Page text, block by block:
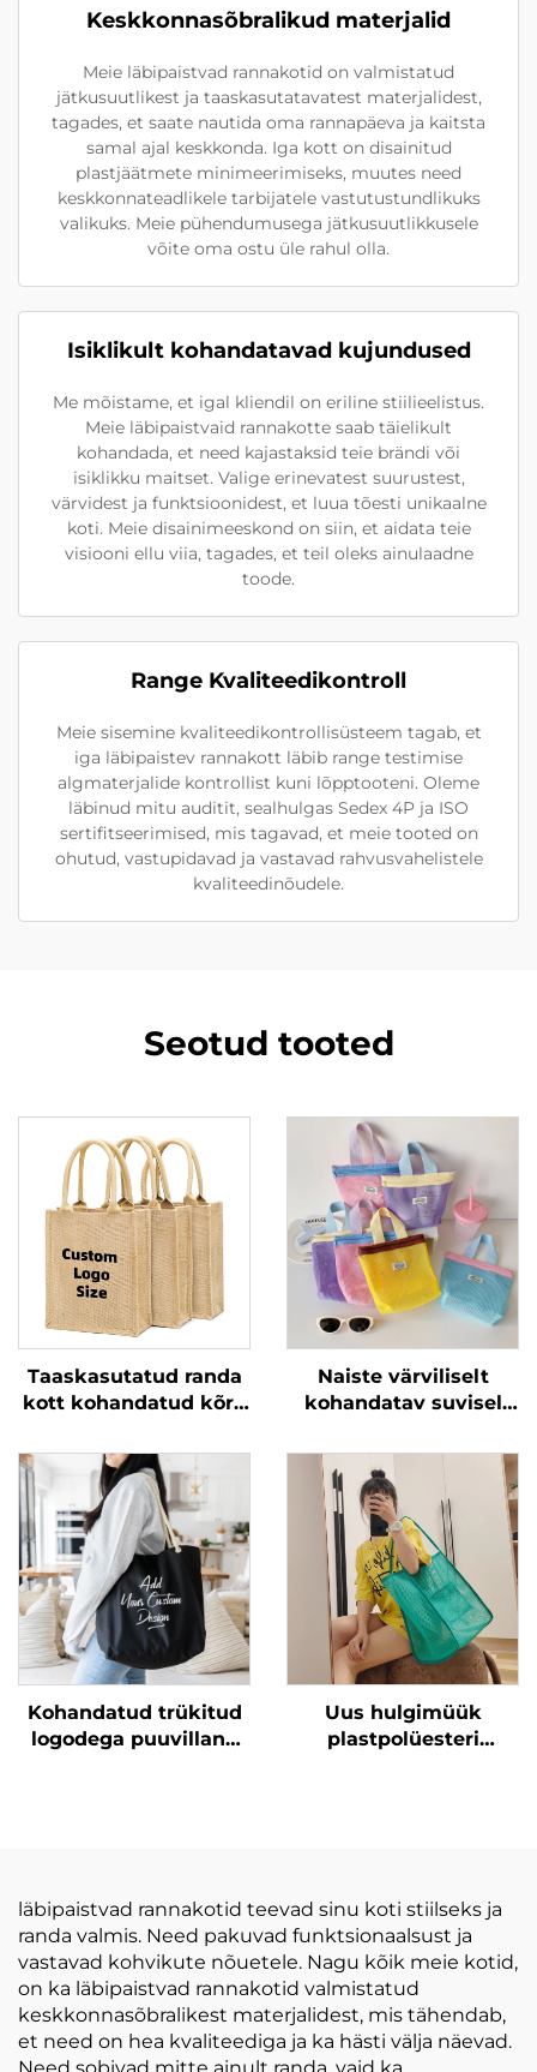
Keskkonnasõbralikud materjalid
Meie läbipaistvad rannakotid on valmistatud
jätkusuutlikest ja taaskasutatavatest materjalidest,
tagades, et saate nautida oma rannapäeva ja kaitsta
samal ajal keskkonda. Iga kott on disainitud
plastjäätmete minimeerimiseks, muutes need
keskkonnateadlikele tarbijatele vastutustundlikuks
valikuks. Meie pühendumusega jätkusuutlikkusele
võite oma ostu üle rahul olla.
Isiklikult kohandatavad kujundused
Me mõistame, et igal kliendil on eriline stiilieelistus.
Meie läbipaistvaid rannakotte saab täielikult
kohandada, et need kajastaksid teie brändi või
isiklikku maitset. Valige erinevatest suurustest,
värvidest ja funktsioonidest, et luua tõesti unikaalne
koti. Meie disainimeeskond on siin, et aidata teie
visiooni ellu viia, tagades, et teil oleks ainulaadne
toode.
Range Kvaliteedikontroll
Meie sisemine kvaliteedikontrollisüsteem tagab, et
iga läbipaistev rannakott läbib range testimise
algmaterjalide kontrollist kuni lõpptooteni. Oleme
läbinud mitu auditit, sealhulgas Sedex 4P ja ISO
sertifitseerimised, mis tagavad, et meie tooted on
ohutud, vastupidavad ja vastavad rahvusvahelistele
kvaliteedinõudele.
Seotud tooted
Taaskasutatud randa
kott kohandatud kõrb
väikesed kõrbkotid
kanepasummik
logodega hulgimüügis
Naiste värviliselt
kohandatav suvisel
kokkupandav
polüesteri kott
kosmeetikatoode
jaoks rannasäkk
Kohandatud trükitud
logodega puuvillane
nöörkäepidemega
Uus hulgimüük
plastpolüesteri
läbipaistvad rannakotid teevad sinu koti stiilseks ja
randa valmis. Need pakuvad funktsionaalsust ja
vastavad kohvikute nõuetele. Nagu kõik meie kotid,
on ka läbipaistvad rannakotid valmistatud
keskkonnasõbralikest materjalidest, mis tähendab,
et need on hea kvaliteediga ja ka hästi välja näevad.